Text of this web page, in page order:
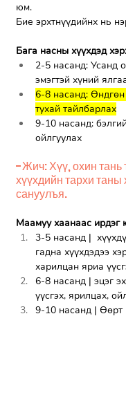
юм.
Бие эрхтнүүдийнх нь
Бага насны хүүхдэд
2-5 насанд: Усанд
эмэгтэй хүний
6-8 насанд: Өндгөн
тухай тайлбарлах
9-10 насанд:
ойлгуулах
-Жич: Хүү, охин тань
хүүхдийн тархи таны
сануулъя.
Маамуу хаанаас ирдэг
3-5 насанд |
гадна хүүхдэдээ
харилцан яриа
6-8 насанд | эцэг
үүсгэх, ярилцах,
9-10 насанд | Өөрт